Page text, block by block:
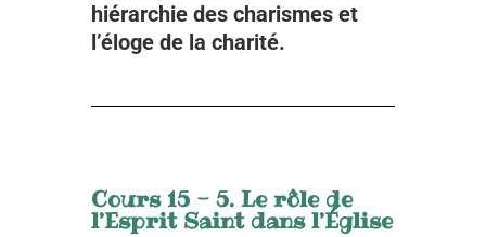
hiérarchie des charismes et
l’éloge de la charité.
Cours 15 - 5. Le rôle de
l’Esprit Saint dans l’Église